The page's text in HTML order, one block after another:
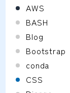
AWS
BASH
Blog
Bootstrap
conda
CSS